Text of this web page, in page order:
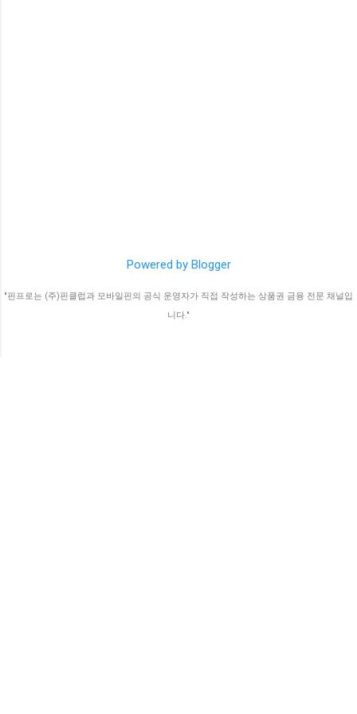
Powered by Blogger
"핀프로는 (주)핀클럽과 모바일핀의 공식 운영자가 직접 작성하는 상품권 금융 전문 채널입
니다."